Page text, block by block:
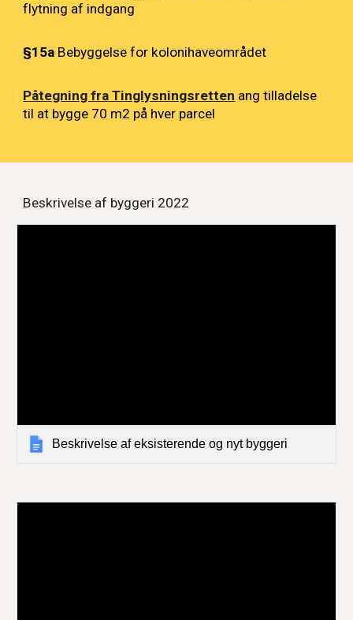
flytning af indgang
§15a Bebyggelse for kolonihaveområdet
Påtegning fra Tinglysningsretten ang tilladelse
til at bygge 70 m2 på hver parcel
Beskrivelse af byggeri 2022
Beskrivelse af eksisterende og nyt byggeri